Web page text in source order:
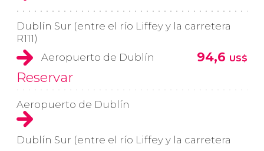
Dublín Sur (entre el río Liffey y la carretera
R111)
Aeropuerto de Dublín
94,6 US$
Reservar
Aeropuerto de Dublín
Dublín Sur (entre el río Liffey y la carretera